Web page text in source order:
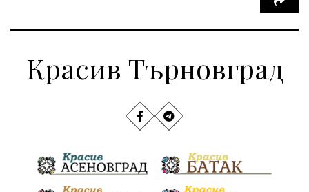
Красив Търновград